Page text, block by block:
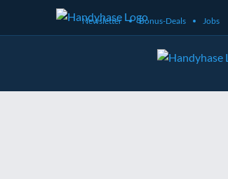
Newsletter Bonus-Deals Jobs